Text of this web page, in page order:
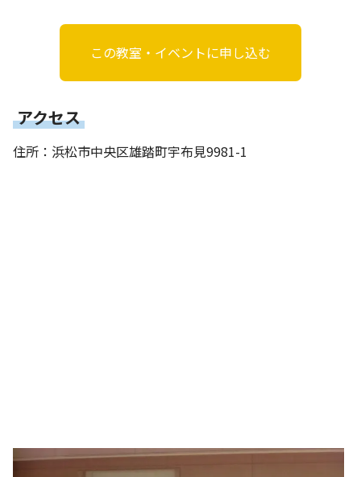
この教室・イベントに申し込む
アクセス
住所：浜松市中央区雄踏町宇布見9981-1